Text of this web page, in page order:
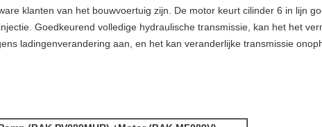
klanten van het bouwvoertuig zijn. De motor keurt cilinder 6 in lijn
Goedkeurend volledige hydraulische transmissie, kan het het
ladingenverandering aan, en het kan veranderlijke transmissie